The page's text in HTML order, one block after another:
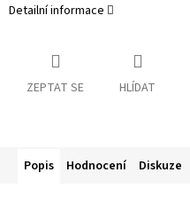
Detailní informace
ZEPTAT SE HLÍDAT
Popis Hodnocení Diskuze